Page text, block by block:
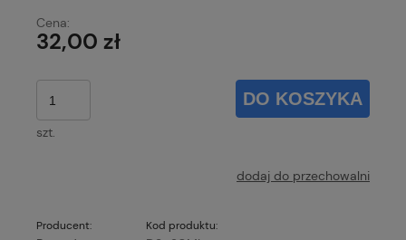
Cena:
32,00 zł
szt.
DO KOSZYKA
dodaj do przechowalni
Producent: Kod produktu: